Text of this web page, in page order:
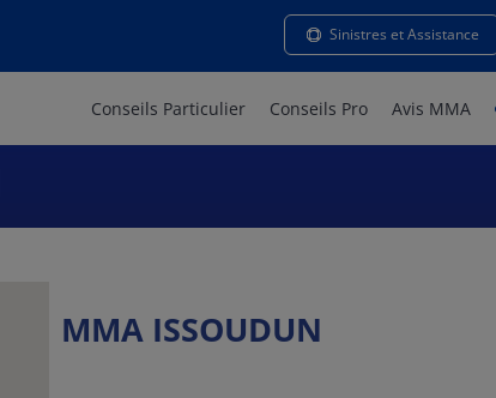
Sinistres et Assistance
Conseils Particulier Conseils Pro Avis MMA
MMA ISSOUDUN